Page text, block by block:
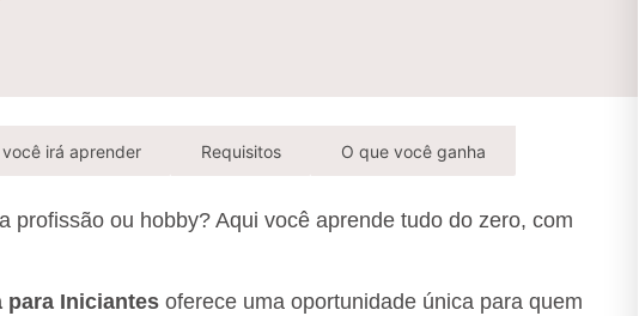
irá aprender Requisitos O que você ganha
profissão ou hobby? Aqui você aprende tudo do zero, com
para Iniciantes oferece uma oportunidade única para quem